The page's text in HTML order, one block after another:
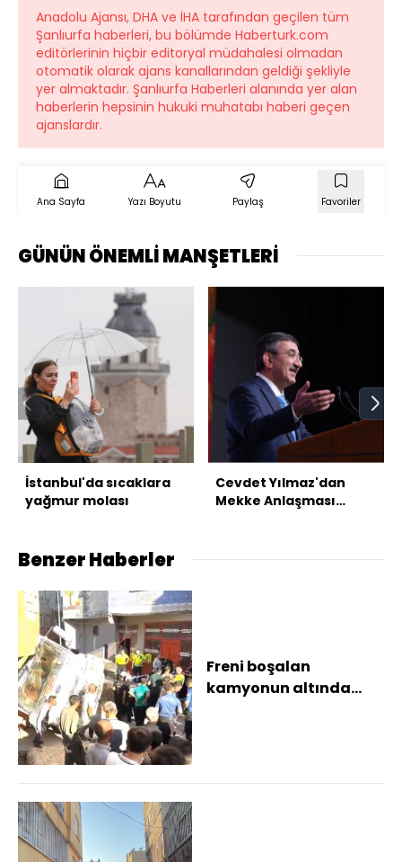
Anadolu Ajansı, DHA ve İHA tarafından geçilen tüm
Şanlıurfa haberleri, bu bölümde Haberturk.com
editörlerinin hiçbir editoryal müdahalesi olmadan
otomatik olarak ajans kanallarından geldiği şekliyle
yer almaktadır. Şanlıurfa Haberleri alanında yer alan
haberlerin hepsinin hukuki muhatabı haberi geçen
ajanslardır.
Ana Sayfa Yazı Boyutu Paylaş Favoriler
GÜNÜN ÖNEMLİ MANŞETLERİ
İstanbul'da sıcaklara
yağmur molası
Cevdet Yılmaz'dan
Mekke Anlaşması
Benzer Haberler
Freni boşalan
kamyonun altında